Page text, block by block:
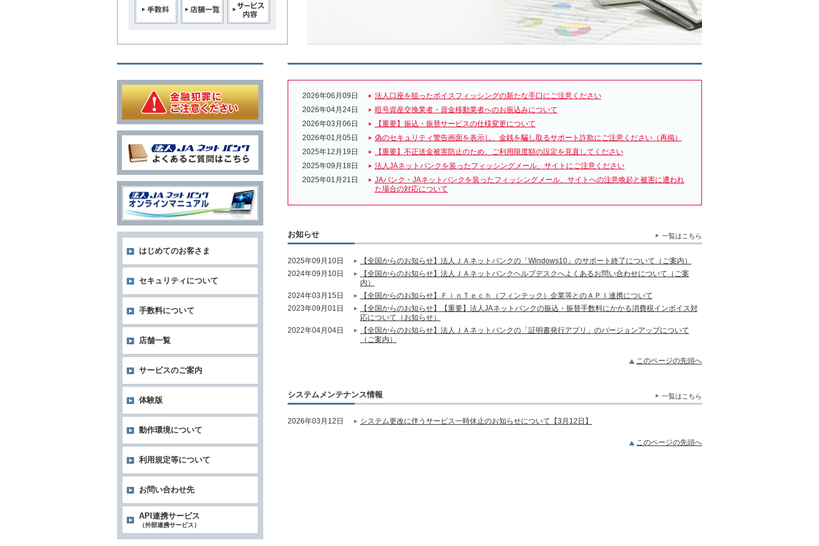
2026年06月09日
法人口座を狙ったボイスフィッシングの新たな手口にご注意ください
2026年04月24日
暗号資産交換業者・資金移動業者へのお振込みについて
2026年03月06日
【重要】振込・振替サービスの仕様変更について
2026年01月05日
偽のセキュリティ警告画面を表示し、金銭を騙し取るサポート詐欺にご注意ください（再掲）
2025年12月19日
【重要】不正送金被害防止のため、ご利用限度額の設定を見直してください
2025年09月18日
法人JAネットバンクを装ったフィッシングメール、サイトにご注意ください
2025年01月21日
JAバンク・JAネットバンクを装ったフィッシングメール、サイトへの注意喚起と被害に遭われ
た場合の対応について
お知らせ 一覧はこちら
2025年09月10日
【全国からのお知らせ】法人ＪＡネットバンクの「Windows10」のサポート終了について（ご案内）
2024年09月10日
【全国からのお知らせ】法人ＪＡネットバンクヘルプデスクへよくあるお問い合わせについて（ご案
内）
2024年03月15日
【全国からのお知らせ】ＦｉｎＴｅｃｈ（フィンテック）企業等とのＡＰＩ連携について
2023年09月01日
【全国からのお知らせ】【重要】法人JAネットバンクの振込・振替手数料にかかる消費税インボイス対
応について（お知らせ）
2022年04月04日
【全国からのお知らせ】法人ＪＡネットバンクの「証明書発行アプリ」のバージョンアップについて
（ご案内）
このページの先頭へ
システムメンテナンス情報 一覧はこちら
2026年03月12日 システム更改に伴うサービス一時休止のお知らせについて【3月12日】
このページの先頭へ
はじめてのお客さま
セキュリティについて
手数料について
店舗一覧
サービスのご案内
体験版
動作環境について
利用規定等について
お問い合わせ先
API連携サービス
（外部連携サービス）